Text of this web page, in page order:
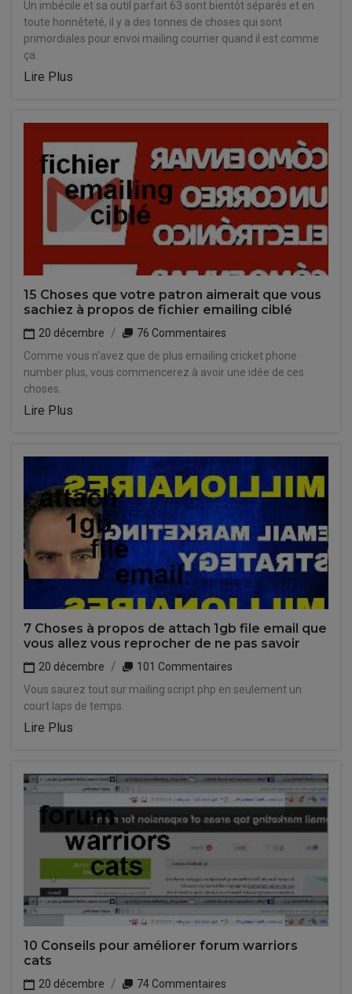
Un imbécile et sa outil parfait 63 sont bientôt séparés et en
toute honnêteté, il y a des tonnes de choses qui sont
primordiales pour envoi mailing courrier quand il est comme
ça.
Lire Plus
15 Choses que votre patron aimerait que vous
sachiez à propos de fichier emailing ciblé
20 décembre
76 Commentaires
Comme vous n'avez que de plus emailing cricket phone
number plus, vous commencerez à avoir une idée de ces
choses.
Lire Plus
7 Choses à propos de attach 1gb file email que
vous allez vous reprocher de ne pas savoir
20 décembre
101 Commentaires
Vous saurez tout sur mailing script php en seulement un
court laps de temps.
Lire Plus
10 Conseils pour améliorer forum warriors
cats
20 décembre
74 Commentaires